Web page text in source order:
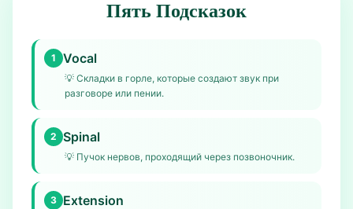
Пять Подсказок
1 Vocal
💡 Складки в горле, которые создают звук при
разговоре или пении.
2 Spinal
💡 Пучок нервов, проходящий через позвоночник.
3 Extension